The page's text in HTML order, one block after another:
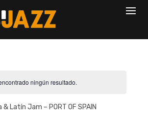
ningún resultado.
& Latín Jam – PORT OF SPAIN